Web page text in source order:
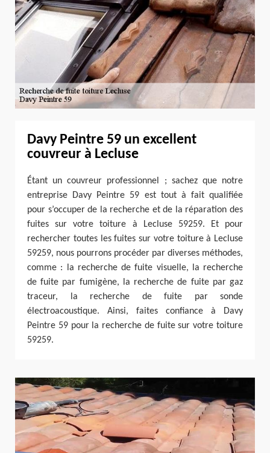
Davy Peintre 59 un excellent
couvreur à Lecluse
Étant un couvreur professionnel ; sachez que notre
entreprise Davy Peintre 59 est tout à fait qualifiée
pour s’occuper de la recherche et de la réparation des
fuites sur votre toiture à Lecluse 59259. Et pour
rechercher toutes les fuites sur votre toiture à Lecluse
59259, nous pourrons procéder par diverses méthodes,
comme : la recherche de fuite visuelle, la recherche
de fuite par fumigène, la recherche de fuite par gaz
traceur, la recherche de fuite par sonde
électroacoustique. Ainsi, faites confiance à Davy
Peintre 59 pour la recherche de fuite sur votre toiture
59259.